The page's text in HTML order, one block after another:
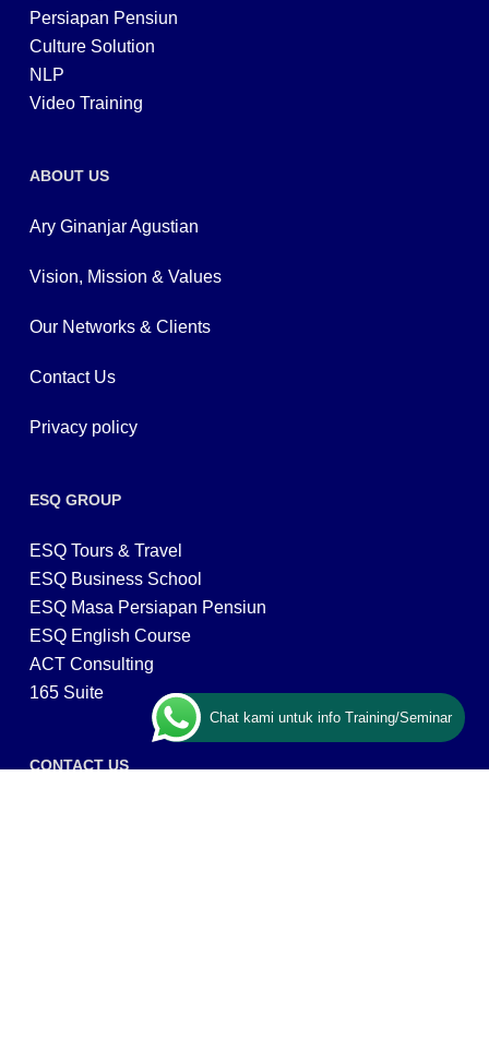
Persiapan Pensiun
Culture Solution
NLP
Video Training
ABOUT US
Ary Ginanjar Agustian
Vision, Mission & Values
Our Networks & Clients
Contact Us
Privacy policy
ESQ GROUP
ESQ Tours & Travel
ESQ Business School
ESQ Masa Persiapan Pensiun
ESQ English Course
ACT Consulting
165 Suite
CONTACT US
Chat kami untuk info Training/Seminar